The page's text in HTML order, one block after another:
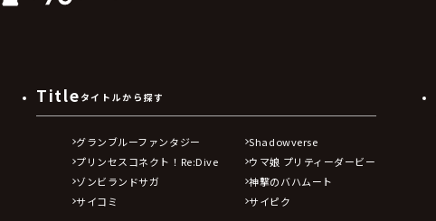
Title タイトルから探す
グランブルーファンタジー
Shadowverse
プリンセスコネクト！Re:Dive
ウマ娘 プリティーダービー
ゾンビランドサガ
神撃のバハムート
サイコミ
サイピク